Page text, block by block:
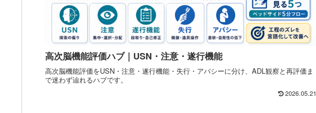
高次脳機能評価ハブ｜USN・注意・遂行機能
高次脳機能評価をUSN・注意・遂行機能・失行・アパシーに分け、ADL観察と再評価ま
で迷わず辿れるハブです。
2026.05.21